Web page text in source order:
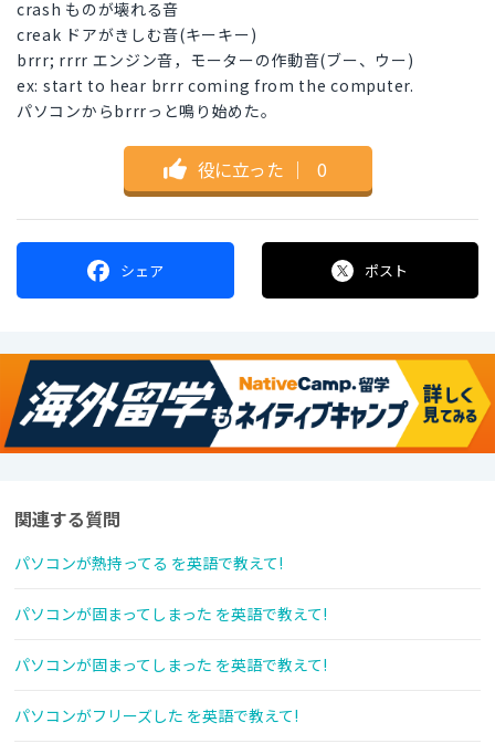
crash ものが壊れる音
creak ドアがきしむ音(キーキー)
brrr; rrrr エンジン音，モーターの作動音(ブー、ウー)
ex: start to hear brrr coming from the computer.
パソコンからbrrrっと鳴り始めた。
役に立った ｜ 0
シェア ポスト
関連する質問
パソコンが熱持ってる を英語で教えて!
パソコンが固まってしまった を英語で教えて!
パソコンが固まってしまった を英語で教えて!
パソコンがフリーズした を英語で教えて!